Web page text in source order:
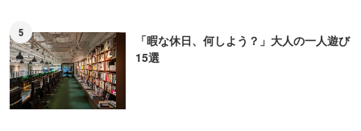
5
「暇な休日、何しよう？」大人の一人遊び
15選